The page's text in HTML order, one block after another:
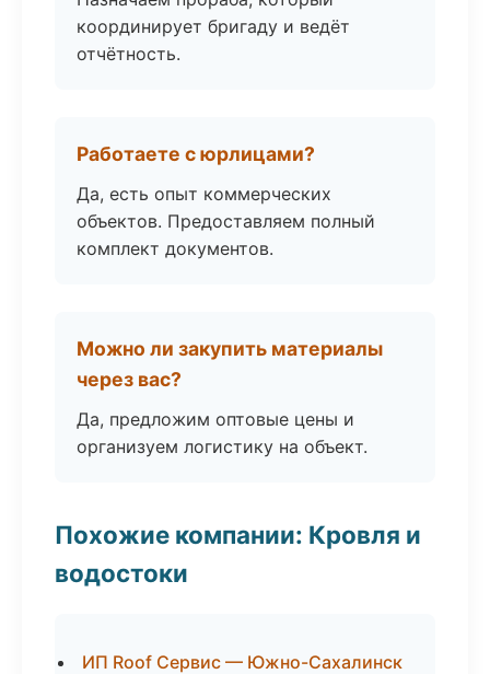
координирует бригаду и ведёт
отчётность.
Работаете с юрлицами?
Да, есть опыт коммерческих
объектов. Предоставляем полный
комплект документов.
Можно ли закупить материалы
через вас?
Да, предложим оптовые цены и
организуем логистику на объект.
Похожие компании: Кровля и
водостоки
ИП Roof Сервис — Южно-Сахалинск